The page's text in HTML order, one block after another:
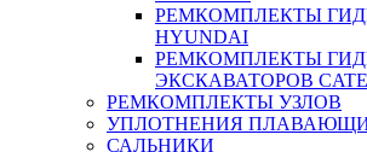
РЕМКОМПЛЕКТЫ
HYUNDAI
РЕМКОМПЛЕКТЫ
ЭКСКАВАТОРОВ
РЕМКОМПЛЕКТЫ УЗЛОВ
УПЛОТНЕНИЯ
САЛЬНИКИ